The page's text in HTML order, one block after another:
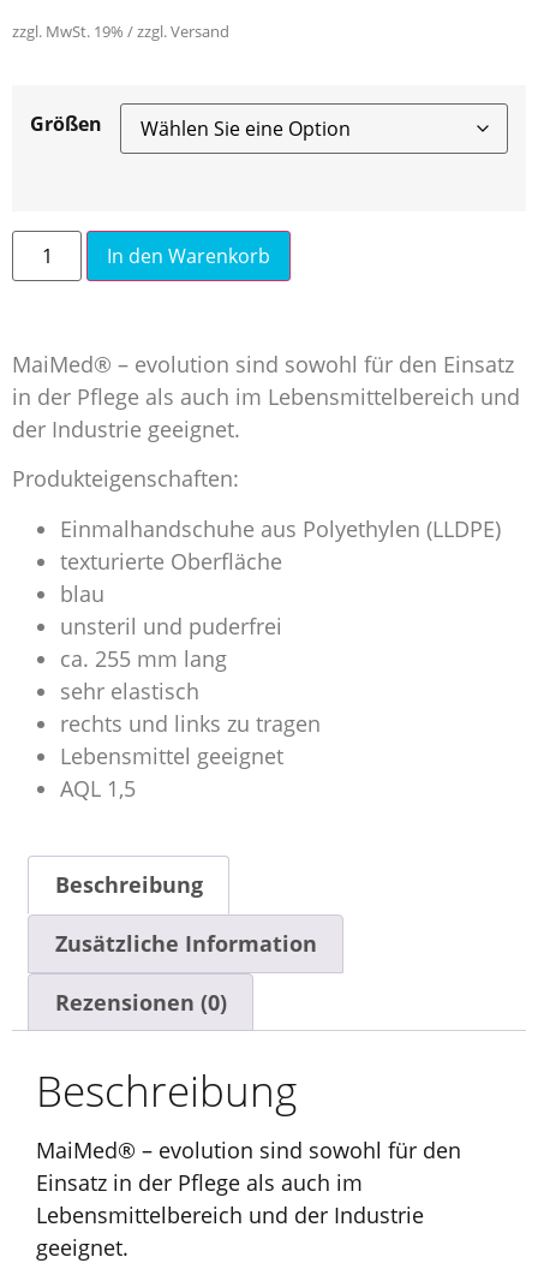
zzgl. MwSt. 19% / zzgl. Versand
Größen
In den Warenkorb
MaiMed® – evolution sind sowohl für den Einsatz
in der Pflege als auch im Lebensmittelbereich und
der Industrie geeignet.
Produkteigenschaften:
Einmalhandschuhe aus Polyethylen (LLDPE)
texturierte Oberfläche
blau
unsteril und puderfrei
ca. 255 mm lang
sehr elastisch
rechts und links zu tragen
Lebensmittel geeignet
AQL 1,5
Beschreibung
Zusätzliche Information
Rezensionen (0)
Beschreibung
MaiMed® – evolution sind sowohl für den
Einsatz in der Pflege als auch im
Lebensmittelbereich und der Industrie
geeignet.